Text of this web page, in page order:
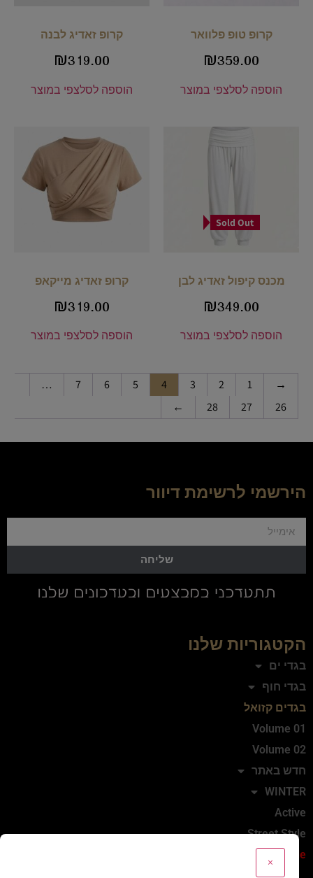
קרופ טופ פלוואר
₪359.00
הוספה לסלצפי במוצר
קרופ זאדיג לבנה
₪319.00
הוספה לסלצפי במוצר
Sold Out
מכנס קיפול זאדיג לבן
₪349.00
הוספה לסלצפי במוצר
קרופ זאדיג מייקאפ
₪319.00
הוספה לסלצפי במוצר
→
1
2
3
4
5
6
7
…
26
27
28
←
הירשמי לרשימת דיוור
שליחה
הקטגוריות שלנו
בגדי ים
בגדי חוף
בגדים קזואל
Volume 01
Volume 02
חדש באתר
WINTER
Active
Street Style
Sale
×